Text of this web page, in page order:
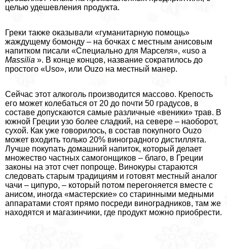
целью удешевления продукта.
Греки также оказывали «гуманитарную помощь»
жаждущему бомонду – на бочках с местным анисовым
напитком писали «Специально для Марселя», «uso a
Massilia ». В конце концов, название сократилось до
простого «Uso», или Ouzo на местный манер.
Сейчас этот алкоголь производится массово. Крепость
его может колeбaться от 20 до почти 50 градусов, в
составе допускаются самые различные «веники» трав. В
южной Греции узо более сладкий, на севере – наоборот,
сухой. Как уже говорилось, в состав покупного Ouzo
может входить только 20% виноградного дистиллята.
Лучше покупать домашний напиток, который делает
множество частных самогонщиков – благо, в Греции
законы на этот счет попроще. Винокуры стараются
следовать старым традициям и готовят местный аналог
чачи – ципуро, – который потом перегоняется вместе с
анисом, иногда «мастерские» со старинными медными
аппаратами стоят прямо посреди виноградников, там же
находятся и магазинчики, где продукт можно приобрести.